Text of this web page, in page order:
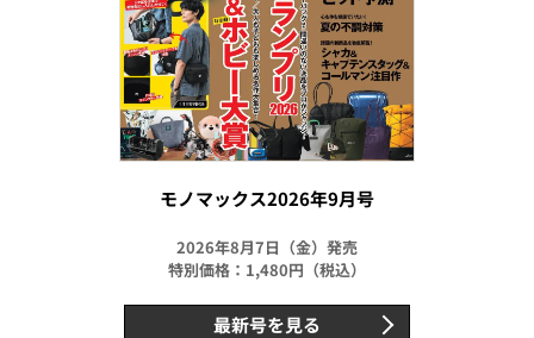
モノマックス2026年9月号
2026年8月7日（金）発売
特別価格：1,480円（税込）
最新号を見る